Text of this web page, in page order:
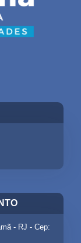
- RJ - Cep: